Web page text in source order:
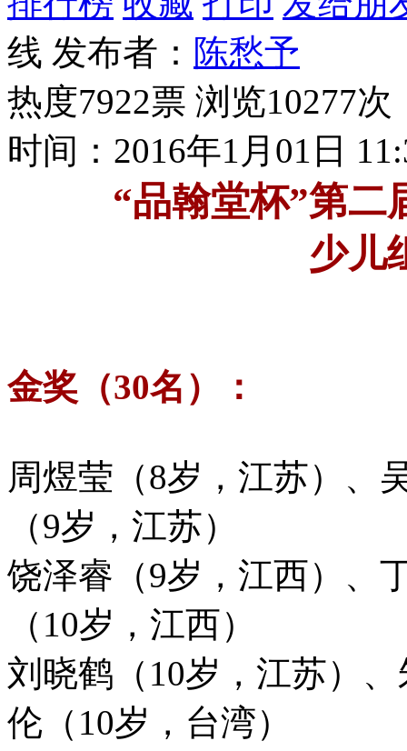
线 发布者： 陈愁予
热度7922票 浏览10277次
时间：2016年1月01日
“品翰堂杯”第二
少儿
金奖（30名）：
周煜莹（8岁，江苏）、
（9岁，江苏）
饶泽睿（9岁，江西）
（10岁，江西）
刘晓鹤（10岁，江苏）
伦（10岁，台湾）